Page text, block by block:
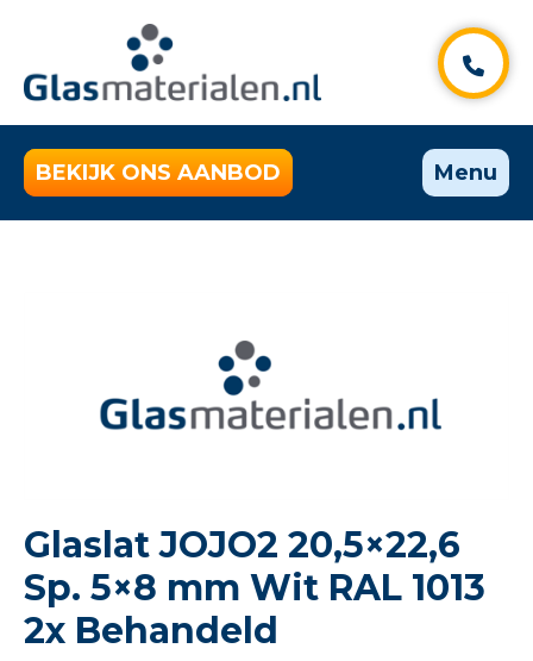
BEKIJK ONS AANBOD Menu
Glaslat JOJO2 20,5×22,6
Sp. 5×8 mm Wit RAL 1013
2x Behandeld